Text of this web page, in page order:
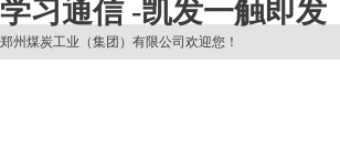
学习通信 -凯发一触即发
郑州煤炭工业（集团）有限公司欢迎您！